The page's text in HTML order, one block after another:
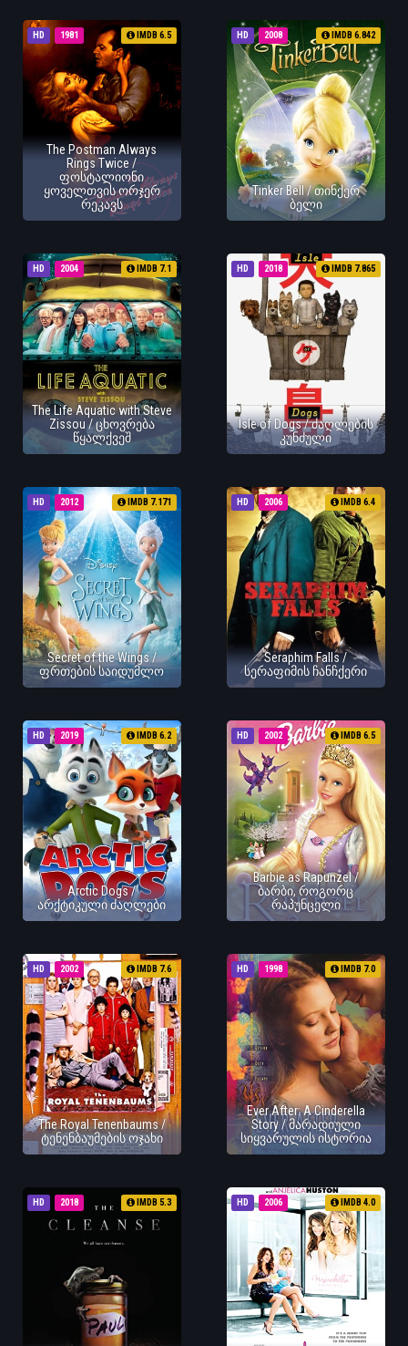
HD 1981 IMDB 6.5
The Postman Always
Rings Twice /
ფოსტალიონი
ყოველთვის ორჯერ
რეკავს
HD 2008 IMDB 6.842
Tinker Bell / თინქერ
ბელი
HD 2004 IMDB 7.1
The Life Aquatic with Steve
Zissou / ცხოვრება
წყალქვეშ
HD 2018 IMDB 7.865
Isle of Dogs / ძაღლების
კუნძული
HD 2012 IMDB 7.171
Secret of the Wings /
ფრთების საიდუმლო
HD 2006 IMDB 6.4
Seraphim Falls /
სერაფიმის ჩანჩქერი
HD 2019 IMDB 6.2
Arctic Dogs /
არქტიკული ძაღლები
HD 2002 IMDB 6.5
Barbie as Rapunzel /
ბარბი, როგორც
რაპუნცელი
HD 2002 IMDB 7.6
The Royal Tenenbaums /
ტენენბაუმების ოჯახი
HD 1998 IMDB 7.0
Ever After: A Cinderella
Story / მარადიული
სიყვარულის ისტორია
HD 2018 IMDB 5.3 HD 2006 IMDB 4.0